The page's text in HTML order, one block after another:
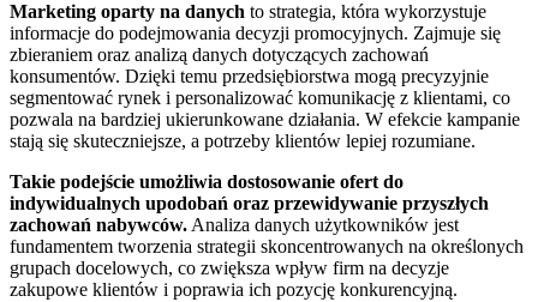
Marketing oparty na danych to strategia, która wykorzystuje
informacje do podejmowania decyzji promocyjnych. Zajmuje się
zbieraniem oraz analizą danych dotyczących zachowań
konsumentów. Dzięki temu przedsiębiorstwa mogą precyzyjnie
segmentować rynek i personalizować komunikację z klientami, co
pozwala na bardziej ukierunkowane działania. W efekcie kampanie
stają się skuteczniejsze, a potrzeby klientów lepiej rozumiane.
Takie podejście umożliwia dostosowanie ofert do
indywidualnych upodobań oraz przewidywanie przyszłych
zachowań nabywców. Analiza danych użytkowników jest
fundamentem tworzenia strategii skoncentrowanych na określonych
grupach docelowych, co zwiększa wpływ firm na decyzje
zakupowe klientów i poprawia ich pozycję konkurencyjną.